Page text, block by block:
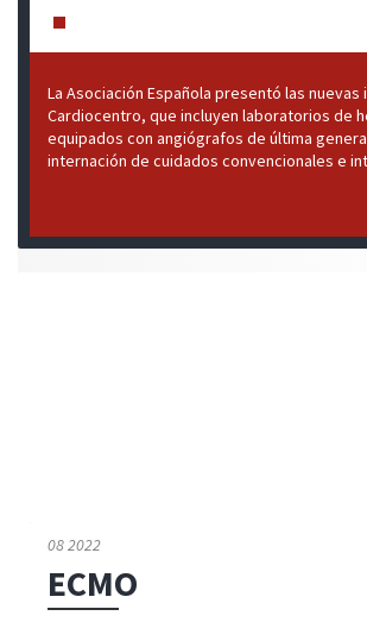
La Asociación Española presentó las
Cardiocentro, que incluyen laboratorios de
equipados con angiógrafos de última
internación de cuidados convencionales e
08 2022
ECMO